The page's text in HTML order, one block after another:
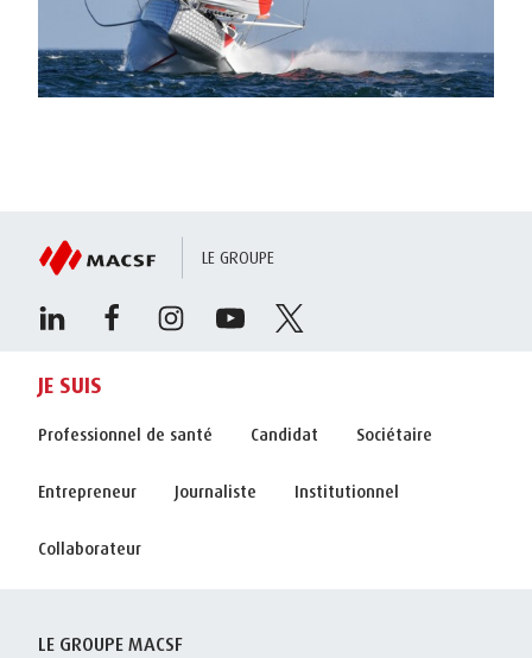
LE GROUPE
JE SUIS
Professionnel de santé Candidat Sociétaire
Entrepreneur Journaliste Institutionnel
Collaborateur
LE GROUPE MACSF